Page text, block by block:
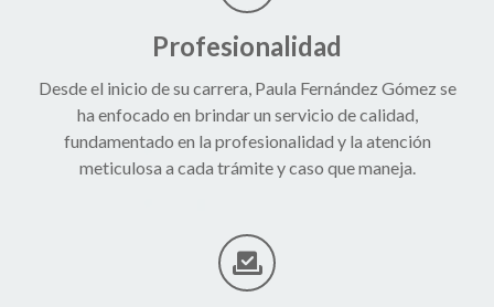
Profesionalidad
Desde el inicio de su carrera, Paula Fernández Gómez se
ha enfocado en brindar un servicio de calidad,
fundamentado en la profesionalidad y la atención
meticulosa a cada trámite y caso que maneja.